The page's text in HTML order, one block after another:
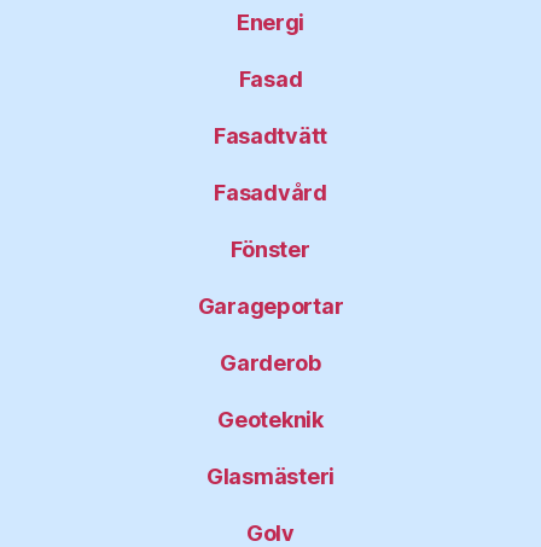
Energi
Fasad
Fasadtvätt
Fasadvård
Fönster
Garageportar
Garderob
Geoteknik
Glasmästeri
Golv